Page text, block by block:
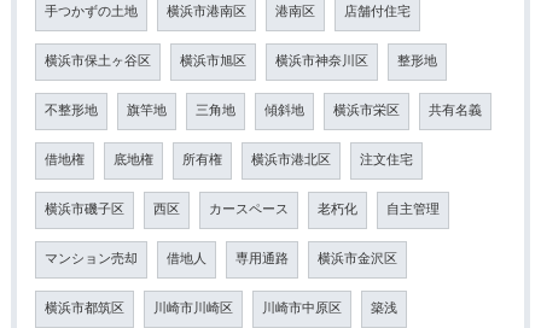
手つかずの土地 横浜市港南区 港南区 店舗付住宅
横浜市保土ヶ谷区 横浜市旭区 横浜市神奈川区 整形地
不整形地 旗竿地 三角地 傾斜地 横浜市栄区 共有名義
借地権 底地権 所有権 横浜市港北区 注文住宅
横浜市磯子区 西区 カースペース 老朽化 自主管理
マンション売却 借地人 専用通路 横浜市金沢区
横浜市都筑区 川崎市川崎区 川崎市中原区 築浅